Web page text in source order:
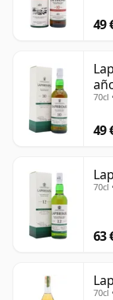
49
70cl
49
70cl
63
70cl